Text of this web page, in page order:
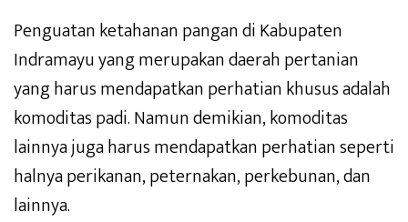
Penguatan ketahanan pangan di Kabupaten
Indramayu yang merupakan daerah pertanian
yang harus mendapatkan perhatian khusus adalah
komoditas padi. Namun demikian, komoditas
lainnya juga harus mendapatkan perhatian seperti
halnya perikanan, peternakan, perkebunan, dan
lainnya.